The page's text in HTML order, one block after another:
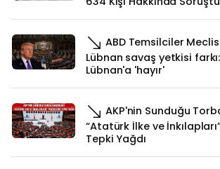
ABD Temsilciler
Lübnan savaş yetkisi
Lübnan'a 'hayır'
AKP'nin Sunduğu
“Atatürk İlke ve
Tepki Yağdı